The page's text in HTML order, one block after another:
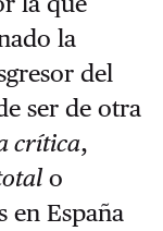
la
del
ser de otra
crítica,
o
en España